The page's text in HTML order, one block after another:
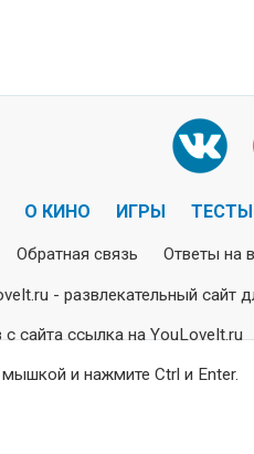
О КИНО ИГРЫ ТЕСТЫ
Обратная связь Ответы на
- развлекательный сайт
сайта ссылка на YouLoveIt.ru
и нажмите Ctrl и Enter.